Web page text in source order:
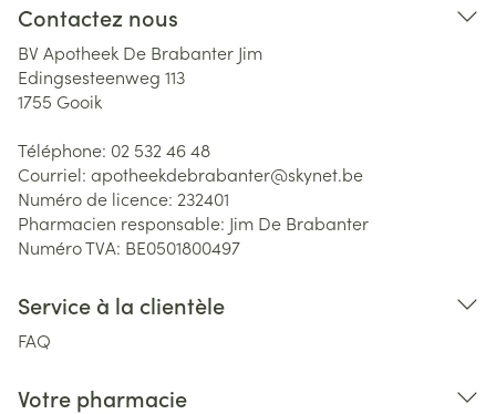
Contactez nous
BV Apotheek De Brabanter Jim
Edingsesteenweg 113
1755 Gooik
Téléphone: 02 532 46 48
Courriel: apotheekdebrabanter@skynet.be
Numéro de licence: 232401
Pharmacien responsable: Jim De Brabanter
Numéro TVA: BE0501800497
Service à la clientèle
FAQ
Votre pharmacie